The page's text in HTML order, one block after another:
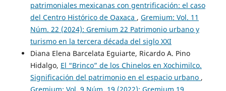
patrimoniales mexicanas con gentrificación: el caso
del Centro Histórico de Oaxaca , Gremium: Vol. 11
Núm. 22 (2024): Gremium 22 Patrimonio urbano y
turismo en la tercera década del siglo XXI
Diana Elena Barcelata Eguiarte, Ricardo A. Pino
Hidalgo, El “Brinco” de los Chinelos en Xochimilco.
Significación del patrimonio en el espacio urbano ,